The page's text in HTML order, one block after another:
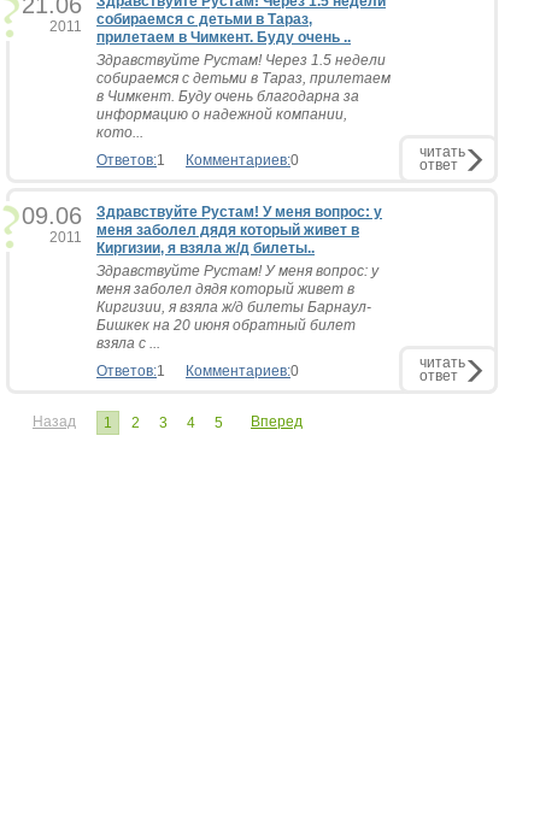
2011
собираемся с детьми в Тараз,
прилетаем в Чимкент. Буду очень ..
Здравствуйте Рустам! Через 1.5 недели
собираемся с детьми в Тараз, прилетаем
в Чимкент. Буду очень благодарна за
информацию о надежной компании,
кото...
Ответов:1 Комментариев:0 читать
ответ
09.06
2011
Здравствуйте Рустам! У меня вопрос: у
меня заболел дядя который живет в
Киргизии, я взяла ж/д билеты..
Здравствуйте Рустам! У меня вопрос: у
меня заболел дядя который живет в
Киргизии, я взяла ж/д билеты Барнаул-
Бишкек на 20 июня обратный билет
взяла с ...
Ответов:1 Комментариев:0 читать
ответ
Назад 1 2 3 4 5 Вперед